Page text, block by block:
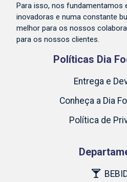
Para isso, nos fundamentamos
inovadoras e numa constante
melhor para os nossos
para os nossos clientes.
Políticas Dia
Entrega e
Conheça a Dia
Política de